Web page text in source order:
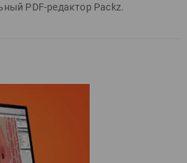
PDF-редактор Packz.